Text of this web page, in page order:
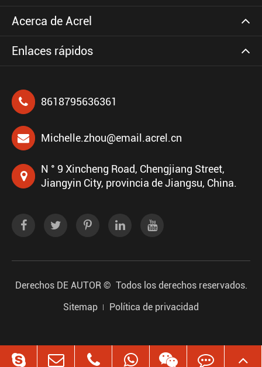
Acerca de Acrel
Enlaces rápidos
8618795636361
Michelle.zhou@email.acrel.cn
N ° 9 Xincheng Road, Chengjiang Street,
Jiangyin City, provincia de Jiangsu, China.
Derechos DE AUTOR © Todos los derechos reservados.
Sitemap
Política de privacidad